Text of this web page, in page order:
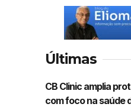
Últimas
CB Clinic amplia
com foco na saúde